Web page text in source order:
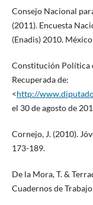
Consejo Nacional
(2011). Encuesta
(Enadis) 2010.
Constitución Política
Recuperada de:
<http://
el 30 de agosto de
Cornejo, J. (2010).
173-189.
De la Mora, T. &
Cuadernos de